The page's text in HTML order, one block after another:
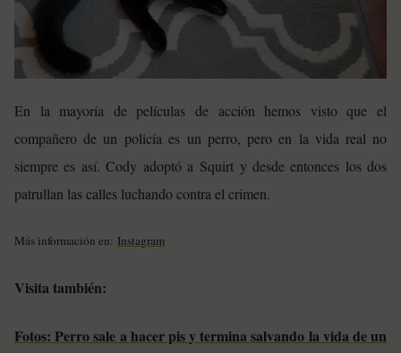
En la mayoría de películas de acción hemos visto que el
compañero de un policía es un perro, pero en la vida real no
siempre es así. Cody adoptó a Squirt y desde entonces los dos
patrullan las calles luchando contra el crimen.
Más información en: Instagram
Visita también:
Fotos: Perro sale a hacer pis y termina salvando la vida de un